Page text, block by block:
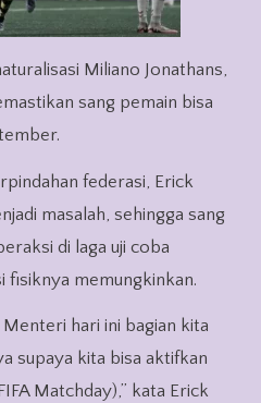
Miliano Jonathans,
sang pemain bisa
federasi, Erick
masalah, sehingga sang
di laga uji coba
fisiknya memungkinkan.
hari ini bagian kita
supaya kita bisa aktifkan
Matchday),” kata Erick